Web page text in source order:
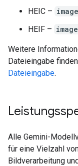
HEIC –
HEIF –
Weitere
Dateieingabe
Dateieingabe.
Alle Gemini-
für eine Vielzahl
Bildverarbeitung